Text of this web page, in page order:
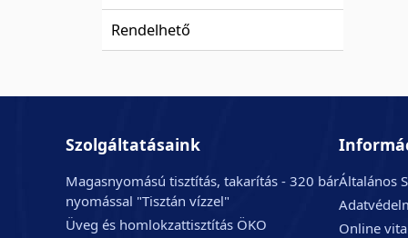
Rendelhető
Szolgáltatásaink
Magasnyomású tisztítás, takarítás - 320 bár
nyomással "Tisztán vízzel"
Üveg és homlokzattisztítás ÖKO
Általános
Online